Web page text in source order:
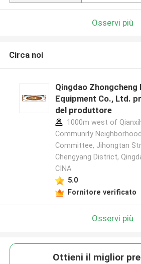
Osservi più
Circa noi
Qingdao Zhongcheng
Equipment Co., Ltd.
del produttore
1000m west of
Community Neighborhood
Committee, Jihongtan
Chengyang District,
CINA
5.0
Fornitore verificato
Osservi più
Ottieni il miglior